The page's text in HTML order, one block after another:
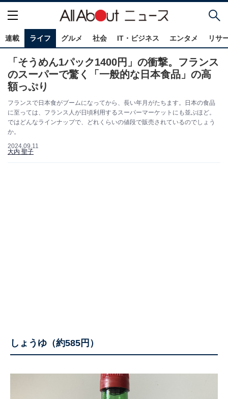
連載 ライフ グルメ 社会 IT・ビジネス エンタメ リサ
「そうめん1パック1400円」の衝撃。フランス
のスーパーで驚く「一般的な日本食品」の高
額っぷり
フランスで日本食がブームになってから、長い年月がたちます。日本の食品
に至っては、フランス人が日頃利用するスーパーマーケットにも並ぶほど。
ではどんなラインナップで、どれくらいの値段で販売されているのでしょう
か。
2024.09.11
大内 聖子
しょうゆ（約585円）